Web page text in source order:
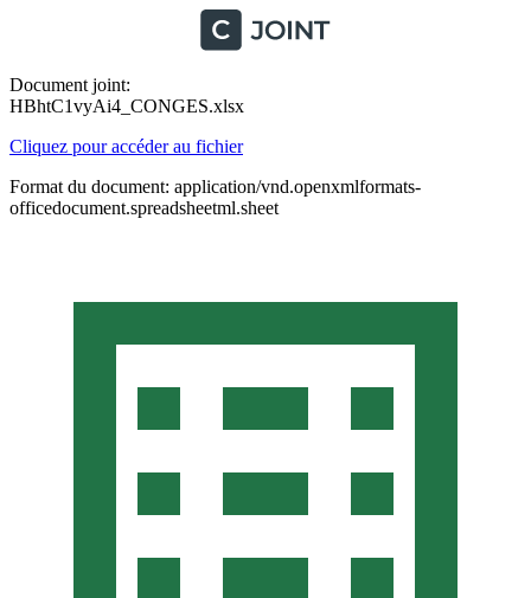
Document joint:
HBhtC1vyAi4_CONGES.xlsx
Cliquez pour accéder au fichier
Format du document: application/vnd.openxmlformats-
officedocument.spreadsheetml.sheet